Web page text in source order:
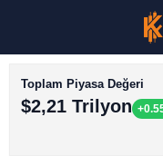
Toplam Piyasa Değeri
$2,21 Trilyon